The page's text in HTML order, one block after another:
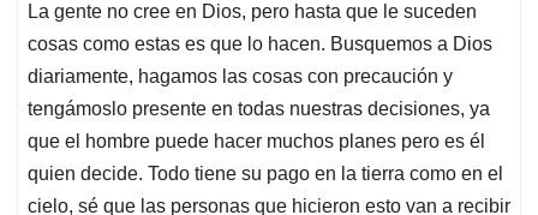
La gente no cree en Dios, pero hasta que le suceden
cosas como estas es que lo hacen. Busquemos a Dios
diariamente, hagamos las cosas con precaución y
tengámoslo presente en todas nuestras decisiones, ya
que el hombre puede hacer muchos planes pero es él
quien decide. Todo tiene su pago en la tierra como en el
cielo, sé que las personas que hicieron esto van a recibir